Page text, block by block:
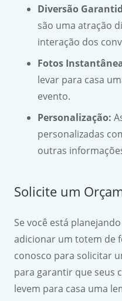
Diversão
são uma atração
interação dos
Fotos
levar para casa
evento.
Personalização:
personalizadas
outras
Solicite um
Se você está
adicionar um totem de
conosco para solicitar
para garantir que seus
levem para casa uma